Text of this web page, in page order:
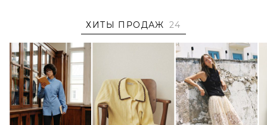
ХИТЫ ПРОДАЖ 24